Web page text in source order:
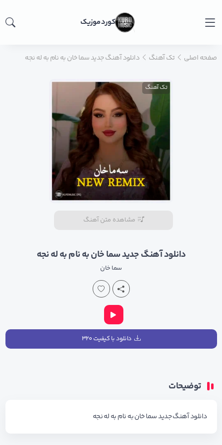
کورد موزیک
صفحه اصلی تک آهنگ دانلود آهنگ جدید سما خان به نام به له نجه
تک آهنگ
مشاهده متن آهنگ
دانلود آهنگ جدید سما خان به نام به له نجه
سما خان
دانلود با کیفیت ۳۲۰
توضیحات
دانلود آهنگ جدید سما خان به نام به له نجه